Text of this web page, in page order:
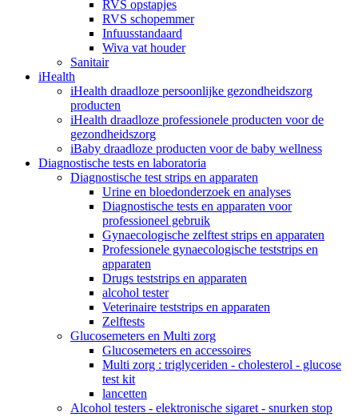
RVS opstapjes
RVS schopemmer
Infuusstandaard
Wiva vat houder
Sanitair
iHealth
iHealth draadloze persoonlijke gezondheidszorg
producten
iHealth draadloze professionele producten voor de
gezondheidszorg
iBaby draadloze producten voor de baby wellness
Diagnostische tests en laboratoria
Diagnostische test strips en apparaten
Urine en bloedonderzoek en analyses
Diagnostische tests en apparaten voor
professioneel gebruik
Gynaecologische zelftest strips en apparaten
Professionele gynaecologische teststrips en
apparaten
Drugs teststrips en apparaten
alcohol tester
Veterinaire teststrips en apparaten
Zelftests
Glucosemeters en Multi zorg
Glucosemeters en accessoires
Multi zorg : triglyceriden - cholesterol - glucose
test kit
lancetten
Alcohol testers - elektronische sigaret - snurken stop